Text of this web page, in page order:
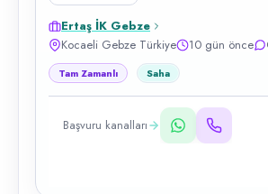
Ertaş İK Gebze
Kocaeli Gebze Türkiye
10 gün önce
Tam Zamanlı Saha
Başvuru kanalları